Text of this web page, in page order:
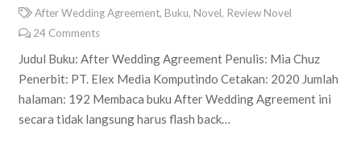
After Wedding Agreement, Buku, Novel, Review Novel
24 Comments
Judul Buku: After Wedding Agreement Penulis: Mia Chuz
Penerbit: PT. Elex Media Komputindo Cetakan: 2020 Jumlah
halaman: 192 Membaca buku After Wedding Agreement ini
secara tidak langsung harus flash back…